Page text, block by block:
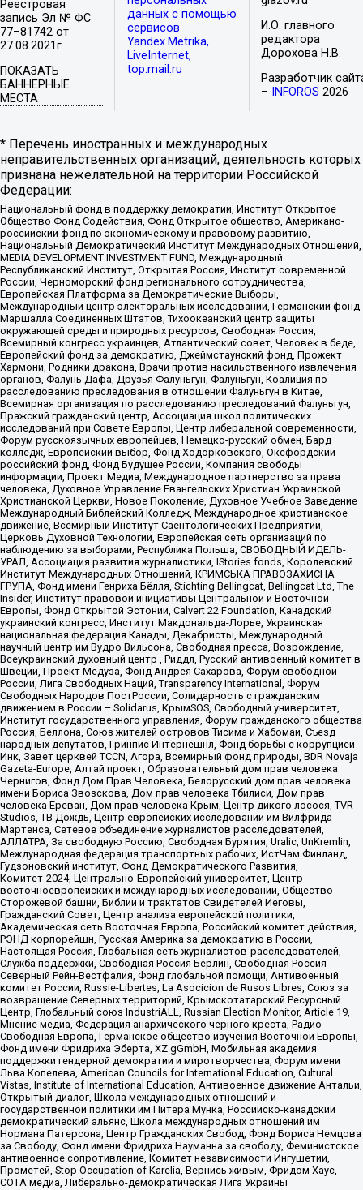
Реестровая
запись Эл № ФС
77–81742 от
27.08.2021г
ПОКАЗАТЬ
БАННЕРНЫЕ
МЕСТА
данных с помощью
сервисов
Yandex.Metrika,
LiveInternet,
top.mail.ru
И.О. главного
редактора
Дорохова Н.В.
Разработчик
–
INFOROS 2026
* Перечень иностранных и международных
неправительственных организаций, деятельность которых
признана нежелательной на территории Российской
Федерации:
Национальный фонд в поддержку демократии, Институт Открытое
Общество Фонд Содействия, Фонд Открытое общество, Американо-
российский фонд по экономическому и правовому развитию,
Национальный Демократический Институт Международных Отношений,
MEDIA DEVELOPMENT INVESTMENT FUND, Международный
Республиканский Институт, Открытая Россия, Институт современной
России, Черноморский фонд регионального сотрудничества,
Европейская Платформа за Демократические Выборы,
Международный центр электоральных исследований, Германский фонд
Маршалла Соединенных Штатов, Тихоокеанский центр защиты
окружающей среды и природных ресурсов, Свободная Россия,
Всемирный конгресс украинцев, Атлантический совет, Человек в беде,
Европейский фонд за демократию, Джеймстаунский фонд, Прожект
Хармони, Родники дракона, Врачи против насильственного извлечения
органов, Фалунь Дафа, Друзья Фалуньгун, Фалуньгун, Коалиция по
расследованию преследования в отношении Фалуньгун в Китае,
Всемирная организация по расследованию преследований Фалуньгун,
Пражский гражданский центр, Ассоциация школ политических
исследований при Совете Европы, Центр либеральной современности,
Форум русскоязычных европейцев, Немецко-русский обмен, Бард
колледж, Европейский выбор, Фонд Ходорковского, Оксфордский
российский фонд, Фонд Будущее России, Компания свободы
информации, Проект Медиа, Международное партнерство за права
человека, Духовное Управление Евангельских Христиан Украинской
Христианской Церкви, Новое Поколение, Духовное Учебное Заведение
Международный Библейский Колледж, Международное христианское
движение, Всемирный Институт Саентологических Предприятий,
Церковь Духовной Технологии, Европейская сеть организаций по
наблюдению за выборами, Республика Польша, СВОБОДНЫЙ ИДЕЛЬ-
УРАЛ, Ассоциация развития журналистики, IStories fonds, Королевский
Институт Международных Отношений, КРИМСЬКА ПРАВОЗАХИСНА
ГРУПА, Фонд имени Генриха Бёлля, Stichting Bellingcat, Bellingcat Ltd, The
Insider, Институт правовой инициативы Центральной и Восточной
Европы, Фонд Открытой Эстонии, Calvert 22 Foundation, Канадский
украинский конгресс, Институт Макдональда-Лорье, Украинская
национальная федерация Канады, Декабристы, Международный
научный центр им Вудро Вильсона, Свободная пресса, Возрождение,
Всеукраинский духовный центр , Риддл, Русский антивоенный комитет в
Швеции, Проект Медуза, Фонд Андрея Сахарова, Форум свободной
России, Лига Свободных Наций, Transparеncy International, Форум
Свободных Народов ПостРоссии, Солидарность с гражданским
движением в России – Solidarus, КрымSOS, Свободный университет,
Институт государственного управления, Форум гражданского общества
Россия, Беллона, Союз жителей островов Тисима и Хабомаи, Съезд
народных депутатов, Гринпис Интернешнл, Фонд борьбы с коррупцией
Инк, Завет церквей TCCN, Агора, Всемирный фонд природы, BDR Novaja
Gazeta-Europe, Алтай проект, Образовательный дом прав человека
Чернигов, Фонд Дом Прав Человека, Белорусский дом прав человека
имени Бориса Звозскова, Дом прав человека Тбилиси, Дом прав
человека Ереван, Дом прав человека Крым, Центр дикого лосося, TVR
Studios, ТВ Дождь, Центр европейских исследований им Вилфрида
Мартенса, Сетевое объединение журналистов расследователей,
АЛЛАТРА, За свободную Россию, Свободная Бурятия, Uralic, UnKremlin,
Международная федерация транспортных рабочих, ИстЧам Финланд,
Гудзоновский институт, Фонд Демократического Развития,
Комитет-2024, Центрально-Европейский университет, Центр
восточноевропейских и международных исследований, Общество
Сторожевой башни, Библии и трактатов Свидетелей Иеговы,
Гражданский Совет, Центр анализа европейской политики,
Академическая сеть Восточная Европа, Российский комитет действия,
РЭНД корпорейшн, Русская Америка за демократию в России,
Настоящая Россия, Глобальная сеть журналистов-расследователей,
Служба поддержки, Свободная Россия Берлин, Свободная Россия
Северный Рейн-Вестфалия, Фонд глобальной помощи, Антивоенный
комитет России, Russie-Libertes, La Asocicion de Rusos Libres, Союз за
возвращение Северных территорий, Крымскотатарский Ресурсный
Центр, Глобальный союз IndustriALL, Russian Election Monitor, Article 19,
Мнение медиа, Федерация анархического черного креста, Радио
Свободная Европа, Германское общество изучения Восточной Европы,
Фонд имени Фридриха Эберта, XZ gGmbH, Мобильная академия
поддержки гендерной демократии и миротворчества, Форум имени
Льва Копелева, American Councils for International Education, Cultural
Vistas, Institute of International Education, Антивоенное движение Антальи,
Открытый диалог, Школа международных отношений и
государственной политики им Питера Мунка, Российско-канадский
демократический альянс, Школа международных отношений им
Нормана Патерсона, Центр Гражданских Свобод, Фонд Бориса Немцова
за Свободу, Фонд имени Фридриха Науманна за свободу, Феминистское
антивоенное сопротивление, Комитет независимости Ингушетии,
Прометей, Stop Occupation of Karelia, Вернись живым, Фридом Хаус,
СОТА медиа, Либерально-демократическая Лига Украины